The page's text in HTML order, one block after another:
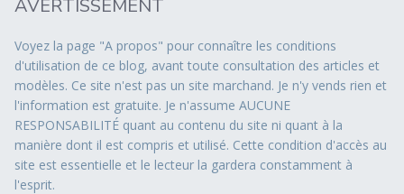
AVERTISSEMENT
Voyez la page "A propos" pour connaître les conditions
d'utilisation de ce blog, avant toute consultation des articles et
modèles. Ce site n'est pas un site marchand. Je n'y vends rien et
l'information est gratuite. Je n'assume AUCUNE
RESPONSABILITÉ quant au contenu du site ni quant à la
manière dont il est compris et utilisé. Cette condition d'accès au
site est essentielle et le lecteur la gardera constamment à
l'esprit.